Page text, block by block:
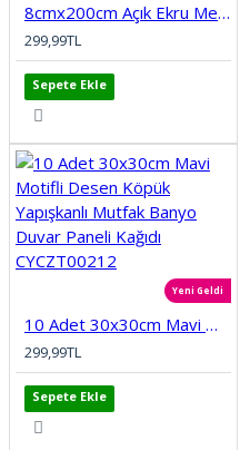
8cmx200cm Açık Ekru Meva Kendinden Yapışkanlı Kauçuk Kenar Koruma Bebek Çocuk Kenar Darbe Koruma
299,99TL
Sepete Ekle
Yeni Geldi
10 Adet 30x30cm Mavi Motifli Desen Köpük Yapışkanlı Mutfak Banyo Duvar Paneli Kağıdı CYCZT00212
299,99TL
Sepete Ekle